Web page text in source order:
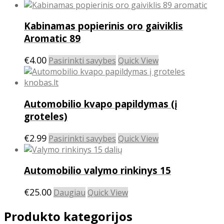
be
chosen
on
page
Kabinamas popierinis oro gaiviklis
Aromatic 89
€4.00 Pasirinkti savybes This
product
variants.
may
be
chosen
on
product
Quick View
Automobilio kvapo papildymas (į
groteles)
€2.99 Pasirinkti savybes This
product
multiple
The
may
Quick View
Automobilio valymo rinkinys 15
€25.00 Daugiau Quick View
Produkto kategorijos